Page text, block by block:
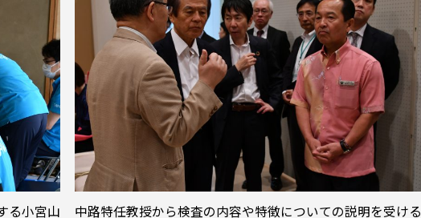
る小宮山 中路特任教授から検査の内容や特徴についての説明を受ける